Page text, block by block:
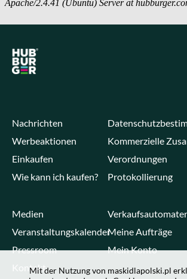
Nachrichten
Werbeaktionen
Einkaufen
Wie kann ich kaufen?
Kommerzielle
Verordnungen
Protokollierung
Medien
Veranstaltungskalender
Pressroom
Kontakt
Meine Aufträge
Mein Konto
Mit der Nutzung von maskidlapolski.pl